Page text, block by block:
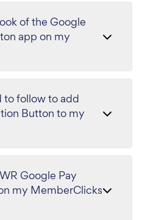
of the Google
app on my
to follow to add
Button to my
Google Pay
my MemberClicks